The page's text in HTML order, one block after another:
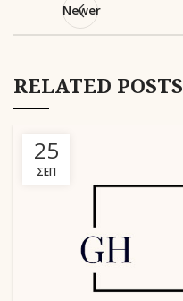
Newer
RELATED POSTS
25
ΣΕΠ